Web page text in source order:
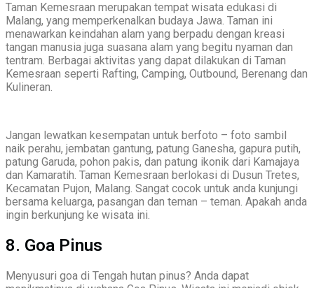
Taman Kemesraan merupakan tempat wisata edukasi di
Malang, yang memperkenalkan budaya Jawa. Taman ini
menawarkan keindahan alam yang berpadu dengan kreasi
tangan manusia juga suasana alam yang begitu nyaman dan
tentram. Berbagai aktivitas yang dapat dilakukan di Taman
Kemesraan seperti Rafting, Camping, Outbound, Berenang dan
Kulineran.
Jangan lewatkan kesempatan untuk berfoto – foto sambil
naik perahu, jembatan gantung, patung Ganesha, gapura putih,
patung Garuda, pohon pakis, dan patung ikonik dari Kamajaya
dan Kamaratih. Taman Kemesraan berlokasi di Dusun Tretes,
Kecamatan Pujon, Malang. Sangat cocok untuk anda kunjungi
bersama keluarga, pasangan dan teman – teman. Apakah anda
ingin berkunjung ke wisata ini.
8. Goa Pinus
Menyusuri goa di Tengah hutan pinus? Anda dapat